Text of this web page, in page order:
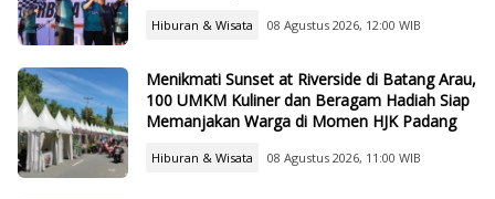
Hiburan & Wisata 08 Agustus 2026, 12:00 WIB
Menikmati Sunset at Riverside di Batang Arau,
100 UMKM Kuliner dan Beragam Hadiah Siap
Memanjakan Warga di Momen HJK Padang
Hiburan & Wisata 08 Agustus 2026, 11:00 WIB